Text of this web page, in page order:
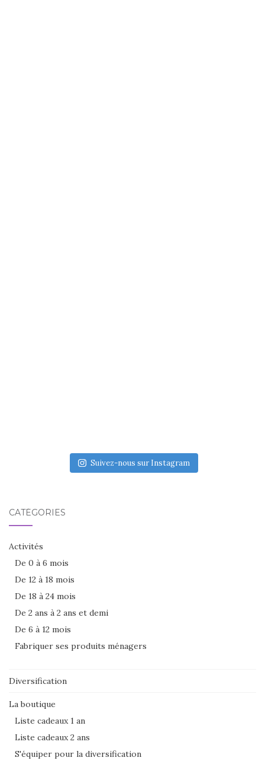
Suivez-nous sur Instagram
CATÉGORIES
Activités
De 0 à 6 mois
De 12 à 18 mois
De 18 à 24 mois
De 2 ans à 2 ans et demi
De 6 à 12 mois
Fabriquer ses produits ménagers
Diversification
La boutique
Liste cadeaux 1 an
Liste cadeaux 2 ans
S'équiper pour la diversification